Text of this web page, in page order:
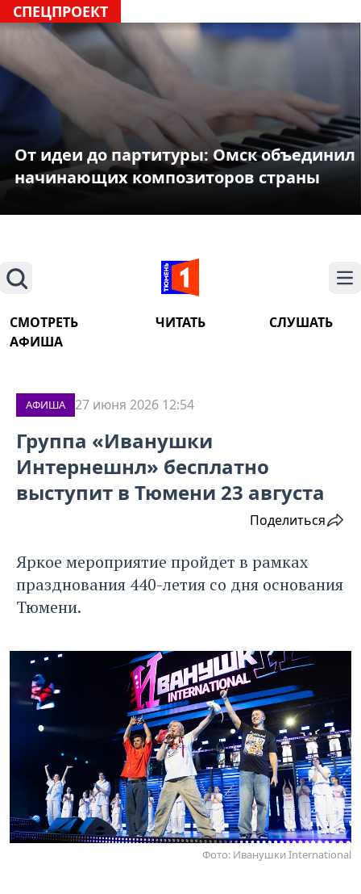
СПЕЦПРОЕКТ
От идеи до партитуры: Омск объединил
начинающих композиторов страны
Поиск
СМОТРЕТЬ ЧИТАТЬ
СЛУШАТЬ
АФИША
АФИША 27 июня 2026 12:54
Группа «Иванушки
Интернешнл» бесплатно
выступит в Тюмени 23 августа
Поделиться
Яркое мероприятие пройдет в рамках
празднования 440-летия со дня основания
Тюмени.
Фото: Иванушки International